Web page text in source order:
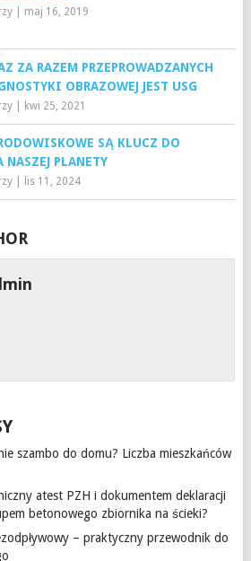
| maj 16, 2019
ZA RAZEM PRZEPROWADZANYCH
OBRAZOWEJ JEST USG
| kwi 25, 2021
SĄ KLUCZ DO
NASZEJ PLANETY
| lis 11, 2024
szambo do domu? Liczba mieszkańców
atest PZH i dokumentem deklaracji
betonowego zbiornika na ścieki?
– praktyczny przewodnik do